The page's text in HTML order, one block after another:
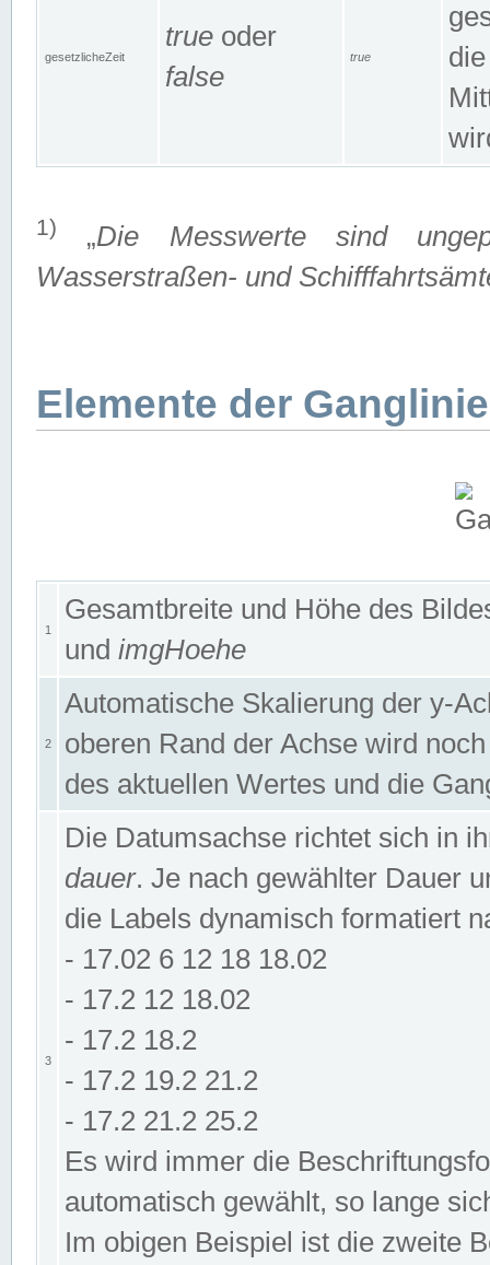
gesetzlicheZeit
true oder
false
true
1) „Die Messwerte sind
Wasserstraßen- und
Elemente der
1
Gesamtbreite und Höhe des
und imgHoehe
2
Automatische Skalierung der y-
oberen Rand der Achse wird
des aktuellen Wertes und die
3
Die Datumsachse richtet sich in
dauer. Je nach gewählter Dauer
die Labels dynamisch formatiert
- 17.02 6 12 18 18.02
- 17.2 12 18.02
- 17.2 18.2
- 17.2 19.2 21.2
- 17.2 21.2 25.2
Es wird immer die
automatisch gewählt, so lange
Im obigen Beispiel ist die zweite